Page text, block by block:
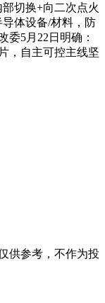
切换+向二次点火
体设备/材料，防
委5月22日明确：
，自主可控主线坚
供参考，不作为投